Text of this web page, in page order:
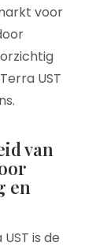
voor
UST
van
en
is de